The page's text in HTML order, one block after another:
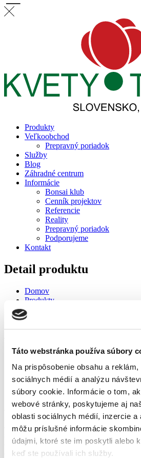
Táto webstránka používa súbory
Na prispôsobenie obsahu a
sociálnych médií a analýzu
súbory cookie. Informácie o tom,
webové stránky, poskytujeme aj
oblasti sociálnych médií, inzercie a
môžu príslušné informácie
údajmi, ktoré ste im poskytli alebo
keď ste používali ich služby.
Produkty
Veľkoobchod
Prepravný poriadok
Služby
Blog
Záhradné centrum
Informácie
Bonsai klub
Cenník projektov
Referencie
Reality
Prepravný poriadok
Podporujeme
Kontakt
Detail produktu
Domov
Produkty
Živé rastliny
Jabloň Matkino
Domov
Produkty
Živé rastliny
Jabloň Matkino
Jabloň Matkino
Jesenná odroda pochádzajúca z USA,
stanoviska. Je vhodná do stredných
dozrievajú koncom septembra, je vhodná
decembra. Je rezistentná voči chorobám.